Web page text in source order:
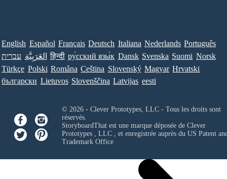
English Español Français Deutsch Italiana Nederlands Português
עברית العَرَبِيَّة हिन्दी ру́сский язы́к Dansk Svenska Suomi Norsk
Türkçe Polski Româna Ceština Slovenský Magyar Hrvatski
български Lietuvos Slovenščina Latvijas eesti
© 2026 - Clever Prototypes, LLC - Tous les droits sont
réservés.
StoryboardThat est une marque déposée de Clever
Prototypes , LLC, et enregistrée auprès du US Patent
Trademark Office